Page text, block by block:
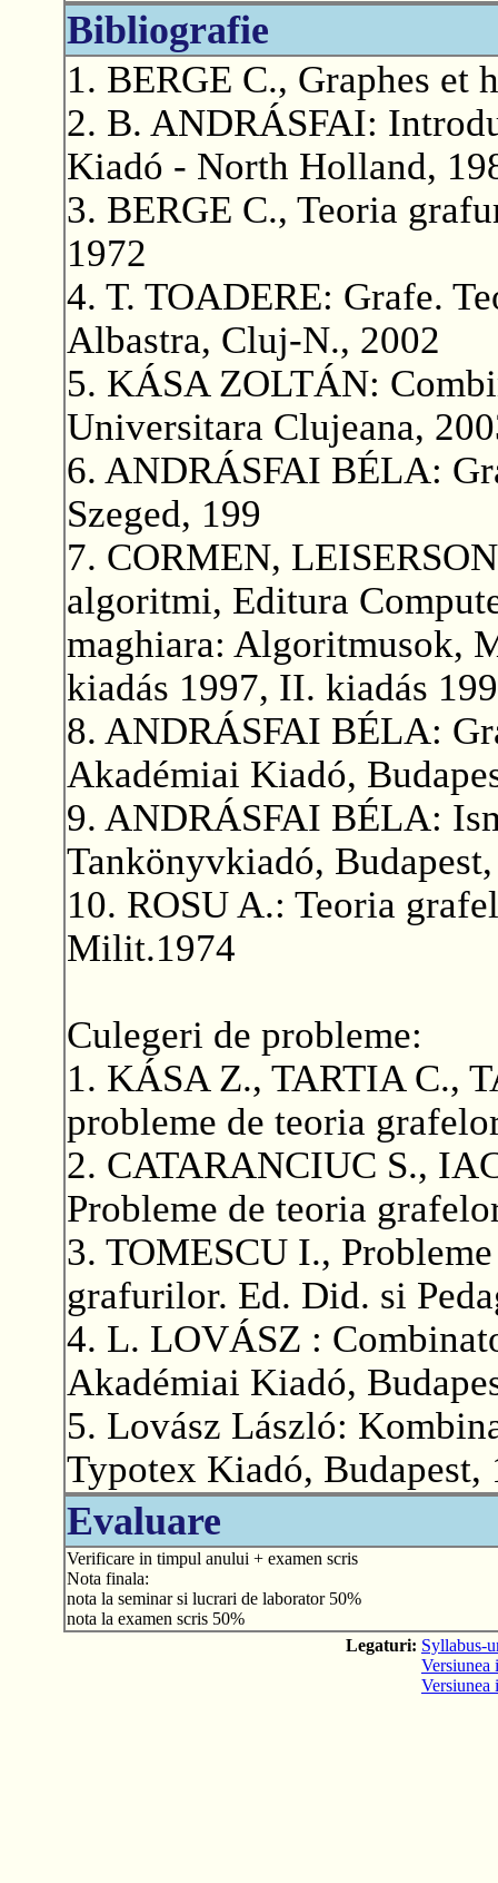
Bibliografie
1. BERGE C., Graphes et
2. B. ANDRÁSFAI:
Kiadó - North Holland,
3. BERGE C., Teoria
1972
4. T. TOADERE: Grafe.
Albastra, Cluj-N., 2002
5. KÁSA ZOLTÁN:
Universitara Clujeana,
6. ANDRÁSFAI BÉLA:
Szeged, 199
7. CORMEN,
algoritmi, Editura
maghiara: Algoritmusok,
kiadás 1997, II. kiadás
8. ANDRÁSFAI BÉLA:
Akadémiai Kiadó,
9. ANDRÁSFAI BÉLA:
Tankönyvkiadó,
10. ROSU A.: Teoria
Milit.1974
Culegeri de probleme:
1. KÁSA Z., TARTIA C.,
probleme de teoria
2. CATARANCIUC S.,
Probleme de teoria
3. TOMESCU I.,
grafurilor. Ed. Did. si
4. L. LOVÁSZ :
Akadémiai Kiadó,
5. Lovász László:
Typotex Kiadó, Budapest,
Evaluare
Verificare in timpul anului + examen scris
Nota finala:
nota la seminar si lucrari de laborator 50%
nota la examen scris 50%
Legaturi: Syllabus-
Versiunea